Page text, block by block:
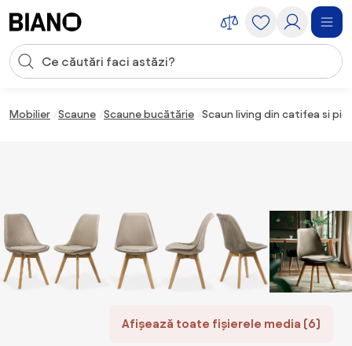
Introducerea căutării
Mobilier Scaune Scaune bucătărie Scaun living din catifea si
Afișează toate fișierele media (6)